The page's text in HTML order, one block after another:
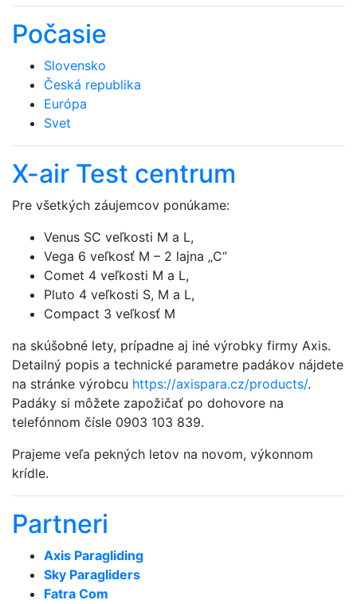
Počasie
Slovensko
Česká republika
Európa
Svet
X-air Test centrum
Pre všetkých záujemcov ponúkame:
Venus SC veľkosti M a L,
Vega 6 veľkosť M – 2 lajna „C“
Comet 4 veľkosti M a L,
Pluto 4 veľkosti S, M a L,
Compact 3 veľkosť M
na skúšobné lety, prípadne aj iné výrobky firmy Axis.
Detailný popis a technické parametre padákov nájdete
na stránke výrobcu https://axispara.cz/products/.
Padáky si môžete zapožičať po dohovore na
telefónnom čísle 0903 103 839.
Prajeme veľa pekných letov na novom, výkonnom
krídle.
Partneri
Axis Paragliding
Sky Paragliders
Fatra Com